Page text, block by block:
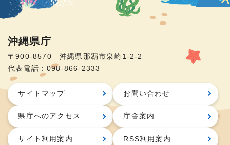
沖縄県庁
〒900-8570 沖縄県那覇市泉崎1-2-2
代表電話：098-866-2333
サイトマップ お問い合わせ
県庁へのアクセス 庁舎案内
サイト利用案内 RSS利用案内